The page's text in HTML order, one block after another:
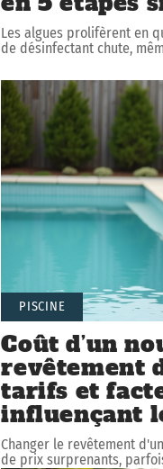
Les algues prolifèrent en
de désinfectant chute,
PISCINE
Coût d’un
revêtement
tarifs et
influençant
Changer le revêtement
de prix surprenants,